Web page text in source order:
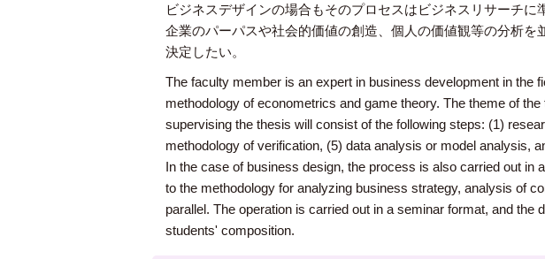
ビジネスデザインの場合もそのプロセスはビジネスリサーチ
企業のパーパスや社会的価値の創造、個人の価値観等の分析
決定したい。
The faculty member is an expert in business development in the
methodology of econometrics and game theory. The theme of
supervising the thesis will consist of the following steps: (1)
methodology of verification, (5) data analysis or model analysis,
In the case of business design, the process is also carried out
to the methodology for analyzing business strategy, analysis of
parallel. The operation is carried out in a seminar format, and
students' composition.